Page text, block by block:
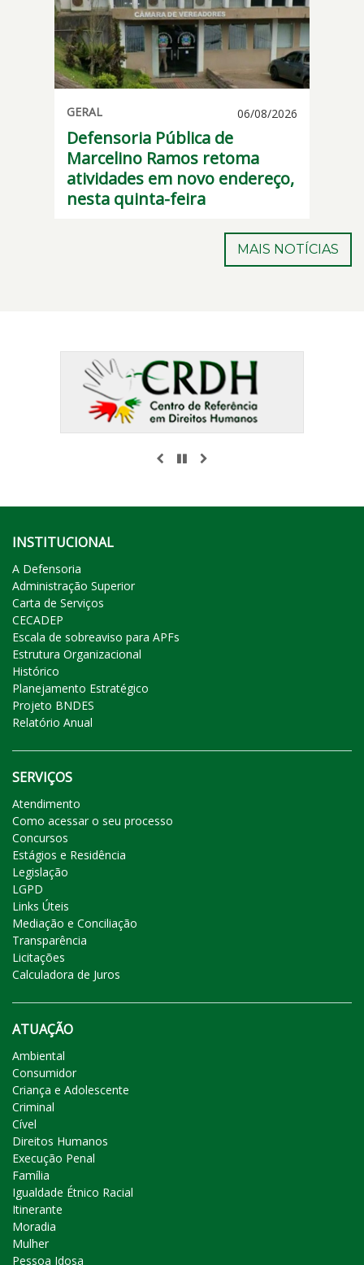
Defensoria
Pública
de
Marcelino
Ramos
retoma
GERAL
06/08/2026
Defensoria Pública de
Marcelino Ramos retoma
atividades em novo endereço,
nesta quinta-feira
MAIS NOTÍCIAS
ANTERIOR
PAUSAR
INSTITUCIONAL
A Defensoria
Administração Superior
Carta de Serviços
CECADEP
Escala de sobreaviso para APFs
Estrutura Organizacional
Histórico
Planejamento Estratégico
Projeto BNDES
Relatório Anual
SERVIÇOS
Atendimento
Como acessar o seu processo
Concursos
Estágios e Residência
Legislação
LGPD
Links Úteis
Mediação e Conciliação
Transparência
Licitações
Calculadora de Juros
ATUAÇÃO
Ambiental
Consumidor
Criança e Adolescente
Criminal
Cível
Direitos Humanos
Execução Penal
Família
Igualdade Étnico Racial
Itinerante
Moradia
Mulher
Pessoa Idosa